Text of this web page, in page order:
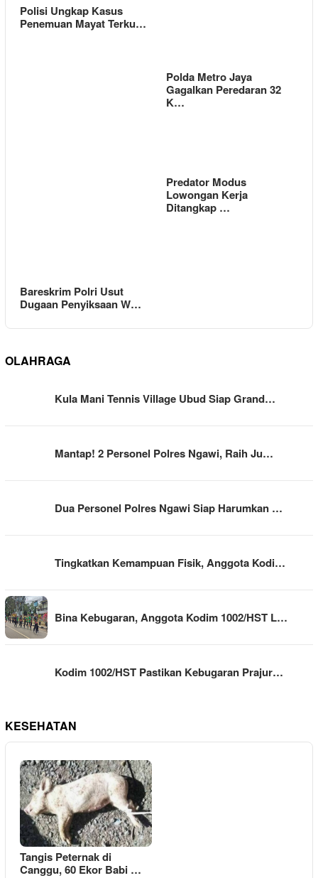
Polisi Ungkap Kasus
Penemuan Mayat Terku…
Polda Metro Jaya
Gagalkan Peredaran 32
K…
Bareskrim Polri Usut
Dugaan Penyiksaan W…
Predator Modus
Lowongan Kerja
Ditangkap …
OLAHRAGA
Kula Mani Tennis Village Ubud Siap Grand…
Mantap! 2 Personel Polres Ngawi, Raih Ju…
Dua Personel Polres Ngawi Siap Harumkan …
Tingkatkan Kemampuan Fisik, Anggota Kodi…
Bina Kebugaran, Anggota Kodim 1002/HST L…
Kodim 1002/HST Pastikan Kebugaran Prajur…
KESEHATAN
Tangis Peternak di
Canggu, 60 Ekor Babi …